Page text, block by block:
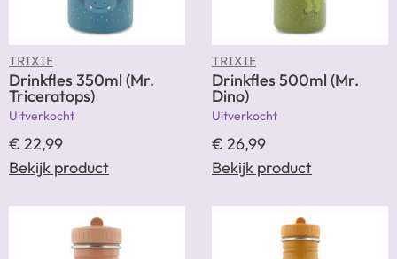
TRIXIE
Drinkfles 350ml (Mr.
Triceratops)
Uitverkocht
€ 22,99
Bekijk product
TRIXIE
Drinkfles 500ml (Mr.
Dino)
Uitverkocht
€ 26,99
Bekijk product